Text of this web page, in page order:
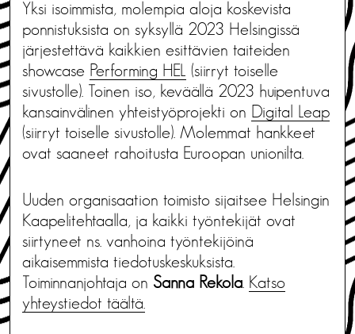
Yksi isoimmista, molempia aloja koskevista
ponnistuksista on syksyllä 2023 Helsingissä
järjestettävä kaikkien esittävien taiteiden
showcase Performing HEL (siirryt toiselle
sivustolle). Toinen iso, keväällä 2023 huipentuva
kansainvälinen yhteistyöprojekti on Digital Leap
(siirryt toiselle sivustolle). Molemmat hankkeet
ovat saaneet rahoitusta Euroopan unionilta.
Uuden organisaation toimisto sijaitsee Helsingin
Kaapelitehtaalla, ja kaikki työntekijät ovat
siirtyneet ns. vanhoina työntekijöinä
aikaisemmista tiedotuskeskuksista.
Toiminnanjohtaja on Sanna Rekola Katso
yhteystiedot täältä.